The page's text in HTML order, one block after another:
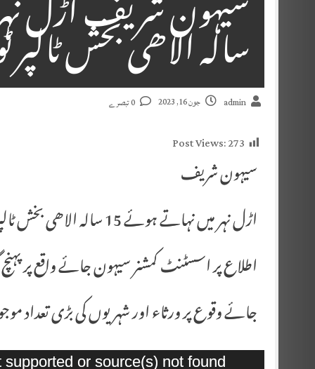
سالہ الاھی بخش
admin جون 16, 2023
Post Views:273
سیہون شریف
اڑل نہر میں نہاتے ہوئے 15 سالہ الاھی بخش ٹالپر ٹوب گیا
اطلاع پر اسسٹنٹ کمشنر سیہون جائے واقع پر
جائے وقوع پر ورثاء اور شہریوں کی بڑی تعداد
Video
or source(s) not found